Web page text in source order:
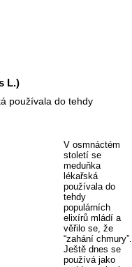
L.)
používala do tehdy
V osmnáctém
století se
meduňka
lékařská
používala do
tehdy
populárních
elixírů mládí a
věřilo se, že
“zahání chmury”.
Ještě dnes se
používá jako